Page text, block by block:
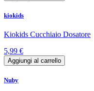
kiokids
Kiokids Cucchiaio Dosatore
5,99 €
Aggiungi al carrello
Nuby